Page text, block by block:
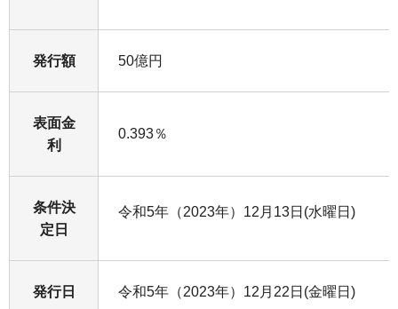
発行額 50億円
表面金
利
0.393％
条件決
定日
令和5年（2023年）12月13日(水曜日)
発行日 令和5年（2023年）12月22日(金曜日)